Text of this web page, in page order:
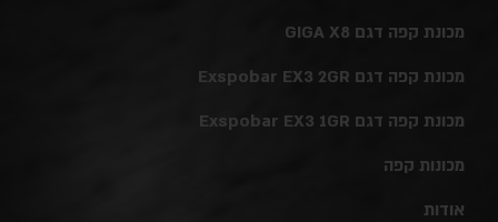
מכונת קפה דגם GIGA X8
מכונת קפה דגם Exspobar EX3 2GR
מכונת קפה דגם Exspobar EX3 1GR
מכונות קפה
אודות